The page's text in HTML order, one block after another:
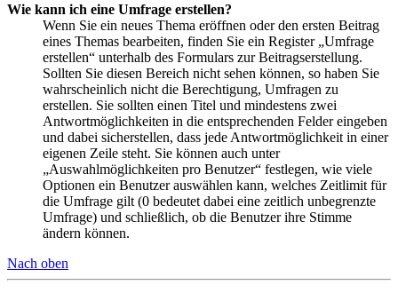
Wie kann ich eine Umfrage erstellen?
Wenn Sie ein neues Thema eröffnen oder den ersten Beitrag
eines Themas bearbeiten, finden Sie ein Register „Umfrage
erstellen“ unterhalb des Formulars zur Beitragserstellung.
Sollten Sie diesen Bereich nicht sehen können, so haben Sie
wahrscheinlich nicht die Berechtigung, Umfragen zu
erstellen. Sie sollten einen Titel und mindestens zwei
Antwortmöglichkeiten in die entsprechenden Felder eingeben
und dabei sicherstellen, dass jede Antwortmöglichkeit in einer
eigenen Zeile steht. Sie können auch unter
„Auswahlmöglichkeiten pro Benutzer“ festlegen, wie viele
Optionen ein Benutzer auswählen kann, welches Zeitlimit für
die Umfrage gilt (0 bedeutet dabei eine zeitlich unbegrenzte
Umfrage) und schließlich, ob die Benutzer ihre Stimme
ändern können.
Nach oben